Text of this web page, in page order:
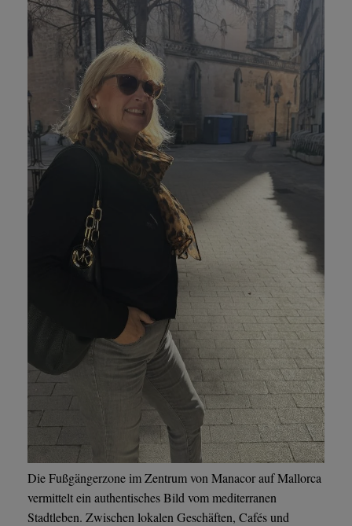
Die Fußgängerzone im Zentrum von Manacor auf Mallorca
vermittelt ein authentisches Bild vom mediterranen
Stadtleben. Zwischen lokalen Geschäften, Cafés und